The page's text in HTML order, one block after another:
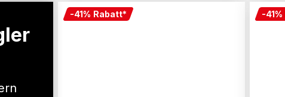
-41% Rabatt* -41%